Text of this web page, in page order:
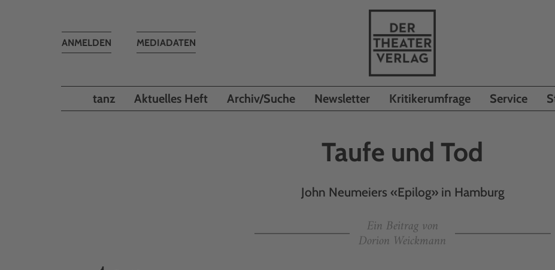
MEDIADATEN
Toggle
ANMELDEN
tanz Aktuelles Heft Archiv/Suche Newsletter Kritikerumfrage Service
Taufe und Tod
John Neumeiers «Epilog» in Hamburg
Ein Beitrag von
Dorion Weickmann